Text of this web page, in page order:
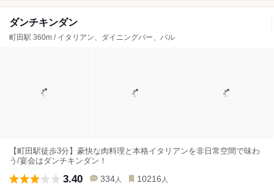
ダンチキンダン
町田駅 360m / イタリアン、ダイニングバー、バル
【町田駅徒歩3分】豪快な肉料理と本格イタリアンを非日常空間で味わ
う/宴会はダンチキンダン！
3.40 334 人 10216 人